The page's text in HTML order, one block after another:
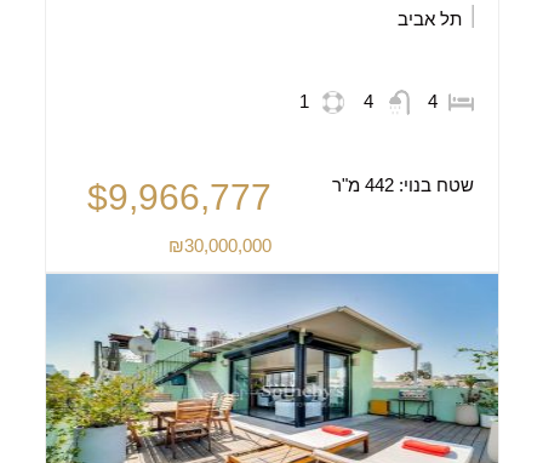
תל אביב
4
4
1
שטח בנוי:442 מ"ר $9,966,777
₪30,000,000